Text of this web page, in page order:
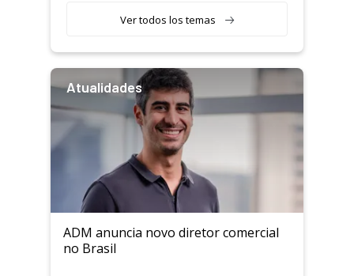
Ver todos los temas
Atualidades
ADM anuncia novo diretor comercial
no Brasil